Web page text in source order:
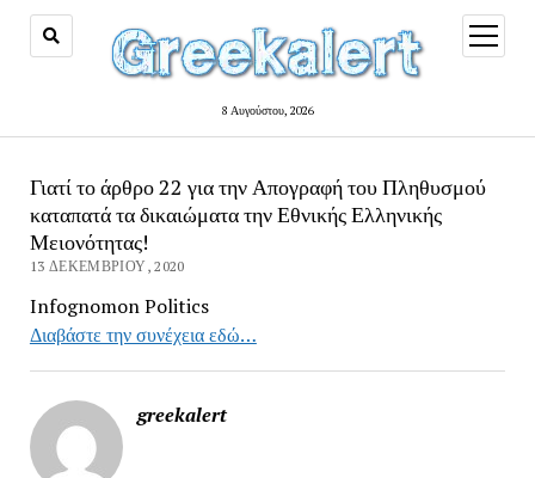
8 Αυγούστου, 2026
open
menu
Γιατί το άρθρο 22 για την Απογραφή του Πληθυσμού
καταπατά τα δικαιώματα την Εθνικής Ελληνικής
Μειονότητας!
13 ΔΕΚΕΜΒΡΊΟΥ, 2020
Infognomon Politics
Διαβάστε την συνέχεια εδώ…
greekalert